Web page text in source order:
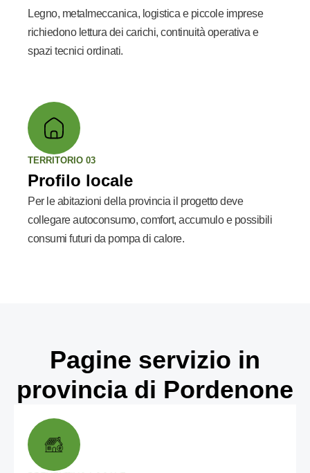
Legno, metalmeccanica, logistica e piccole imprese
richiedono lettura dei carichi, continuità operativa e
spazi tecnici ordinati.
TERRITORIO 03
Profilo locale
Per le abitazioni della provincia il progetto deve
collegare autoconsumo, comfort, accumulo e possibili
consumi futuri da pompa di calore.
Pagine servizio in
provincia di Pordenone